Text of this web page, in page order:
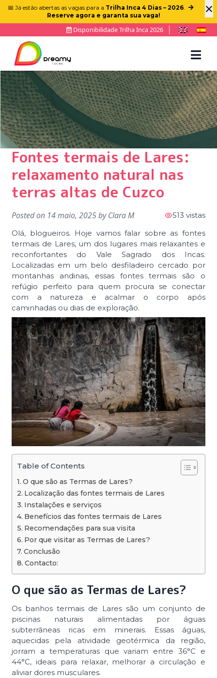
×
📅 Já estão abertas as vagas para a Trilha Inca 4 Dias – 2026.
Reserve agora e garanta sua vaga!
Disponibilidade Trilha Inca 2026
Fontes termais de Lares:
relaxamento natural nas
terras altas de Cuzco
Posted on 14 maio, 2025byClara M
513 vistas
Olá, blogueiros. Hoje vamos falar sobre as fontes
termais de Lares, um dos lugares mais relaxantes e
reconfortantes do Vale Sagrado dos Incas.
Localizadas em um belo desfiladeiro cercado por
montanhas andinas, essas fontes termais são o
refúgio perfeito para quem procura se conectar
com a natureza e acalmar o corpo após
caminhadas ou dias de exploração.
Table of Contents
O que são as Termas de Lares?
Localização das fontes termais de Lares
Instalações e serviços
Benefícios das fontes termais de Lares
Recomendações para sua visita
Por que visitar as Termas de Lares?
Conclusão
Contacto:
O que são as Termas de Lares?
Os banhos termais de Lares são um conjunto de
piscinas naturais alimentadas por águas
subterrâneas ricas em minerais. Essas águas,
aquecidas pela atividade geotérmica da região,
jorram a temperaturas que variam entre 36°C e
44°C, ideais para relaxar, melhorar a circulação e
aliviar dores musculares.